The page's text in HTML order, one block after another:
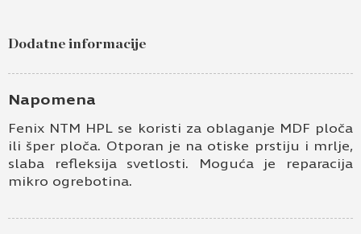
Ime i prezime
Kontakt telefon
Dodatne informacije
Napomena
Fenix NTM HPL se koristi za oblaganje MDF ploča
ili šper ploča. Otporan je na otiske prstiju i mrlje,
slaba refleksija svetlosti. Moguća je reparacija
mikro ogrebotina.